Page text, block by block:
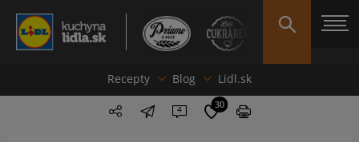
Recepty Blog Lidl.sk
4 30